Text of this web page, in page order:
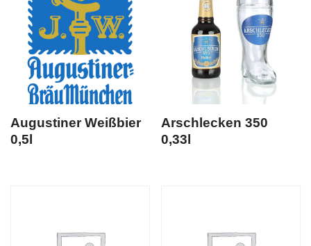
Augustiner Weißbier
0,5l
Arschlecken 350
0,33l